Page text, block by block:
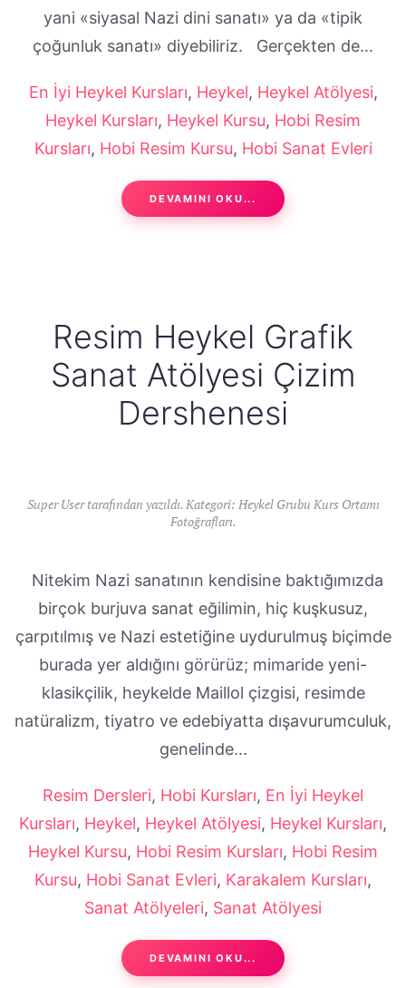
yani «siyasal Nazi dini sanatı» ya da «tipik
çoğunluk sanatı» diyebiliriz. Gerçekten de...
En İyi Heykel Kursları, Heykel, Heykel Atölyesi,
Heykel Kursları, Heykel Kursu, Hobi Resim
Kursları, Hobi Resim Kursu, Hobi Sanat Evleri
DEVAMINI OKU...
Resim Heykel Grafik
Sanat Atölyesi Çizim
Dershenesi
Super User tarafından yazıldı. Kategori: Heykel Grubu Kurs Ortamı
Fotoğrafları.
Nitekim Nazi sanatının kendisine baktığımızda
birçok burjuva sanat eğilimin, hiç kuşkusuz,
çarpıtılmış ve Nazi estetiğine uydurulmuş biçimde
burada yer aldığını görürüz; mimaride yeni-
klasikçilik, heykelde Maillol çizgisi, resimde
natüralizm, tiyatro ve edebiyatta dışavurumculuk,
genelinde...
Resim Dersleri, Hobi Kursları, En İyi Heykel
Kursları, Heykel, Heykel Atölyesi, Heykel Kursları,
Heykel Kursu, Hobi Resim Kursları, Hobi Resim
Kursu, Hobi Sanat Evleri, Karakalem Kursları,
Sanat Atölyeleri, Sanat Atölyesi
DEVAMINI OKU...